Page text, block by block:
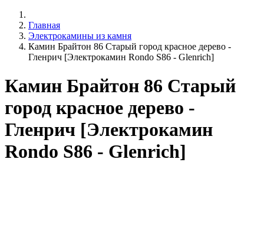
Главная
Электрокамины из камня
Камин Брайтон 86 Старый город красное дерево -
Гленрич [Электрокамин Rondo S86 - Glenrich]
Камин Брайтон 86 Старый
город красное дерево -
Гленрич [Электрокамин
Rondo S86 - Glenrich]